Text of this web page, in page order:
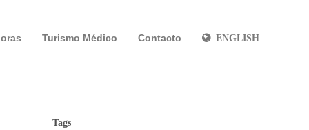
Turismo Médico Contacto ENGLISH
Tags